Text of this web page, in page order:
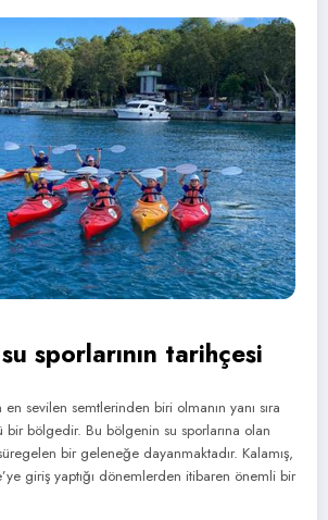
sporlarının tarihçesi
en sevilen semtlerinden biri olmanın yanı sıra
bir bölgedir. Bu bölgenin su sporlarına olan
bir geleneğe dayanmaktadır. Kalamış,
giriş yaptığı dönemlerden itibaren önemli bir